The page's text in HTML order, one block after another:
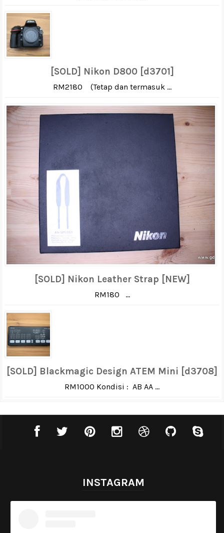
[SOLD] Nikon D800 [d3701]
RM2180 (Tetap dan termasuk ...
[SOLD] Nikon Leather Strap [NEW]
RM180 ...
[SOLD] Blackmagic Design ATEM Mini [d3708]
RM1000 Kondisi : AB AA ...
INSTAGRAM